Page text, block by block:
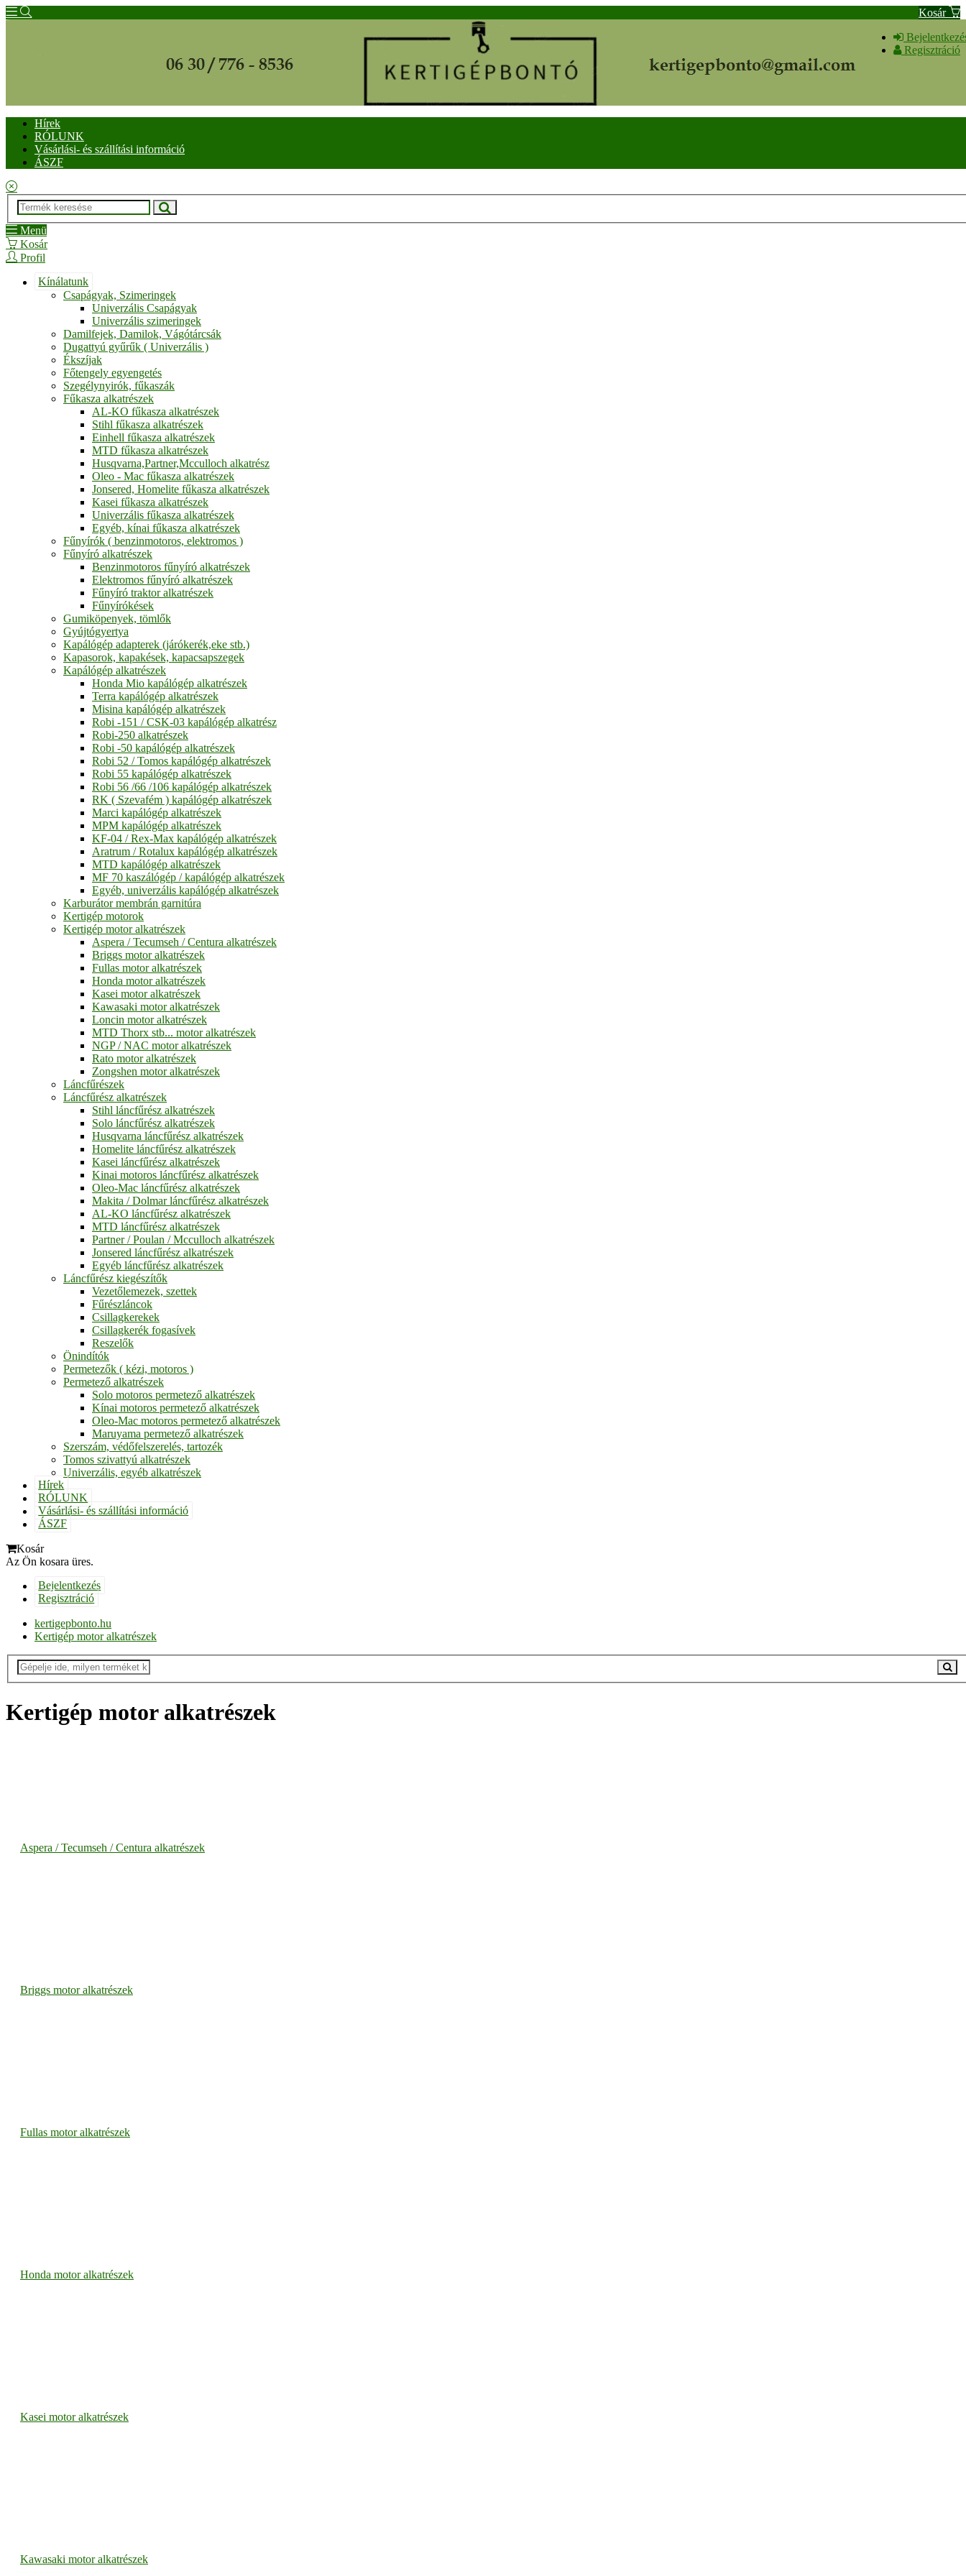
Kosár
Regisztráció
Hírek
RÓLUNK
Vásárlási- és szállítási információ
ÁSZF
Menü
Kosár
Profil
Kínálatunk
Csapágyak, Szimeringek
Univerzális Csapágyak
Univerzális szimeringek
Damilfejek, Damilok, Vágótárcsák
Dugattyú gyűrűk ( Univerzális )
Ékszíjak
Főtengely egyengetés
Szegélynyirók, fűkaszák
Fűkasza alkatrészek
AL-KO fűkasza alkatrészek
Stihl fűkasza alkatrészek
Einhell fűkasza alkatrészek
MTD fűkasza alkatrészek
Husqvarna,Partner,Mcculloch alkatrész
Oleo - Mac fűkasza alkatrészek
Jonsered, Homelite fűkasza alkatrészek
Kasei fűkasza alkatrészek
Univerzális fűkasza alkatrészek
Egyéb, kínai fűkasza alkatrészek
Fűnyírók ( benzinmotoros, elektromos )
Fűnyíró alkatrészek
Benzinmotoros fűnyíró alkatrészek
Elektromos fűnyíró alkatrészek
Fűnyíró traktor alkatrészek
Fűnyírókések
Gumiköpenyek, tömlők
Gyújtógyertya
Kapálógép adapterek (járókerék,eke stb.)
Kapasorok, kapakések, kapacsapszegek
Kapálógép alkatrészek
Honda Mio kapálógép alkatrészek
Terra kapálógép alkatrészek
Misina kapálógép alkatrészek
Robi -151 / CSK-03 kapálógép alkatrész
Robi-250 alkatrészek
Robi -50 kapálógép alkatrészek
Robi 52 / Tomos kapálógép alkatrészek
Robi 55 kapálógép alkatrészek
Robi 56 /66 /106 kapálógép alkatrészek
RK ( Szevafém ) kapálógép alkatrészek
Marci kapálógép alkatrészek
MPM kapálógép alkatrészek
KF-04 / Rex-Max kapálógép alkatrészek
Aratrum / Rotalux kapálógép alkatrészek
MTD kapálógép alkatrészek
MF 70 kaszálógép / kapálógép alkatrészek
Egyéb, univerzális kapálógép alkatrészek
Karburátor membrán garnitúra
Kertigép motorok
Kertigép motor alkatrészek
Aspera / Tecumseh / Centura alkatrészek
Briggs motor alkatrészek
Fullas motor alkatrészek
Honda motor alkatrészek
Kasei motor alkatrészek
Kawasaki motor alkatrészek
Loncin motor alkatrészek
MTD Thorx stb... motor alkatrészek
NGP / NAC motor alkatrészek
Rato motor alkatrészek
Zongshen motor alkatrészek
Láncfűrészek
Láncfűrész alkatrészek
Stihl láncfűrész alkatrészek
Solo láncfűrész alkatrészek
Husqvarna láncfűrész alkatrészek
Homelite láncfűrész alkatrészek
Kasei láncfűrész alkatrészek
Kinai motoros láncfűrész alkatrészek
Oleo-Mac láncfűrész alkatrészek
Makita / Dolmar láncfűrész alkatrészek
AL-KO láncfűrész alkatrészek
MTD láncfűrész alkatrészek
Partner / Poulan / Mcculloch alkatrészek
Jonsered láncfűrész alkatrészek
Egyéb láncfűrész alkatrészek
Láncfűrész kiegészítők
Vezetőlemezek, szettek
Fűrészláncok
Csillagkerekek
Csillagkerék fogasívek
Reszelők
Önindítók
Permetezők ( kézi, motoros )
Permetező alkatrészek
Solo motoros permetező alkatrészek
Kínai motoros permetező alkatrészek
Oleo-Mac motoros permetező alkatrészek
Maruyama permetező alkatrészek
Szerszám, védőfelszerelés, tartozék
Tomos szivattyú alkatrészek
Univerzális, egyéb alkatrészek
Hírek
RÓLUNK
Vásárlási- és szállítási információ
ÁSZF
Kosár
Az Ön kosara üres.
Bejelentkezés
Regisztráció
kertigepbonto.hu
Kertigép motor alkatrészek
Kertigép motor alkatrészek
Aspera / Tecumseh / Centura alkatrészek
Briggs motor alkatrészek
Fullas motor alkatrészek
Honda motor alkatrészek
Kasei motor alkatrészek
Kawasaki motor alkatrészek